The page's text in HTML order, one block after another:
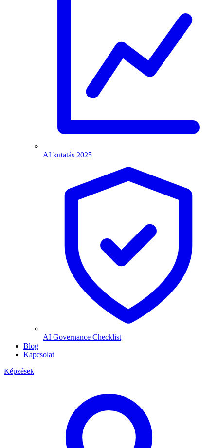
AI kutatás 2025
AI Governance Checklist
Blog
Kapcsolat
Képzések